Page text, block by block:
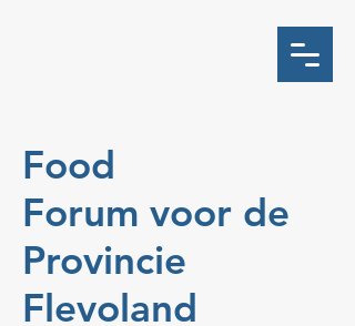
Food
Forum voor de
Provincie
Flevoland